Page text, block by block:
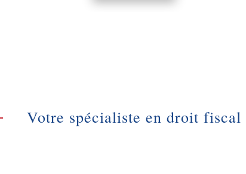
Votre spécialiste en droit fiscal